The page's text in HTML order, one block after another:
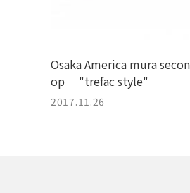
Osaka America mura
op "trefac style"
2017.11.26